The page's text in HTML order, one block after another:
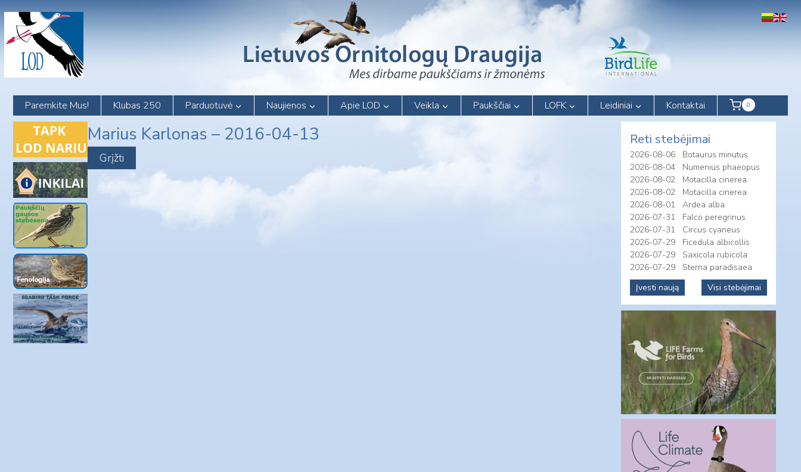
content
Paremkite Mus! Klubas 250 Parduotuvė Naujienos Apie LOD Veikla Paukščiai LOFK Leidiniai Kontaktai 0
Marius Karlonas – 2016-04-13 Reti stebėjimai
2026-08-06
Botaurus minutus
2026-08-04
Numenius phaeopus
2026-08-02
Motacilla cinerea
2026-08-02
Motacilla cinerea
2026-08-01
Ardea alba
2026-07-31
Falco peregrinus
2026-07-31
Circus cyaneus
2026-07-29
Ficedula albicollis
2026-07-29
Saxicola rubicola
2026-07-29
Sterna paradisaea
Įvesti naują
Visi stebėjimai